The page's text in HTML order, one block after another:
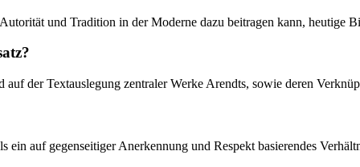
und Tradition in der Moderne dazu beitragen kann, heutige
der Textauslegung zentraler Werke Arendts, sowie deren
auf gegenseitiger Anerkennung und Respekt basierendes